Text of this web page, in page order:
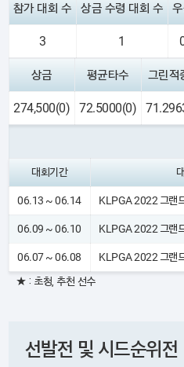
참가 대회 수 상금 수령 대회 수
3 1
상금 평균타수 그린적
274,500(0) 72.5000(0)
대회기간
06.13 ~ 06.14 KLPGA 2022 그랜
06.09 ~ 06.10 KLPGA 2022 그랜
06.07 ~ 06.08 KLPGA 2022 그랜
★ : 초청, 추천 선수
선발전 및 시드순위전